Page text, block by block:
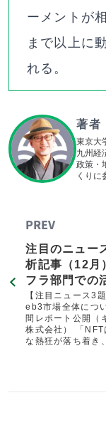
ーメントが
まで以上に
れる。
著者
東京大
九州経
政策・
くりに
PREV
注目のニュー
析記事（12月
フラ部門での
「地域へ／地
ら」、次世代
の注目、エコ
ム形成、大手
·ステップで
【注目ニュース3
eb3市場全体につ
間レポート公開（
株式会社） 「NFT
な熱狂が落ち着き